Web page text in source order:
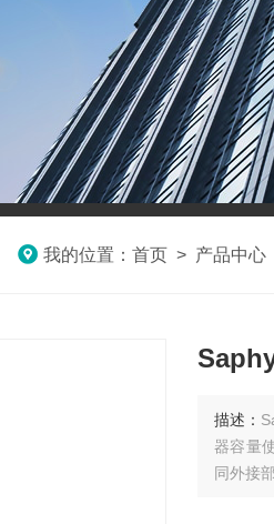
我的位置： 首页 > 产品中心
描述：
器容量
同外接